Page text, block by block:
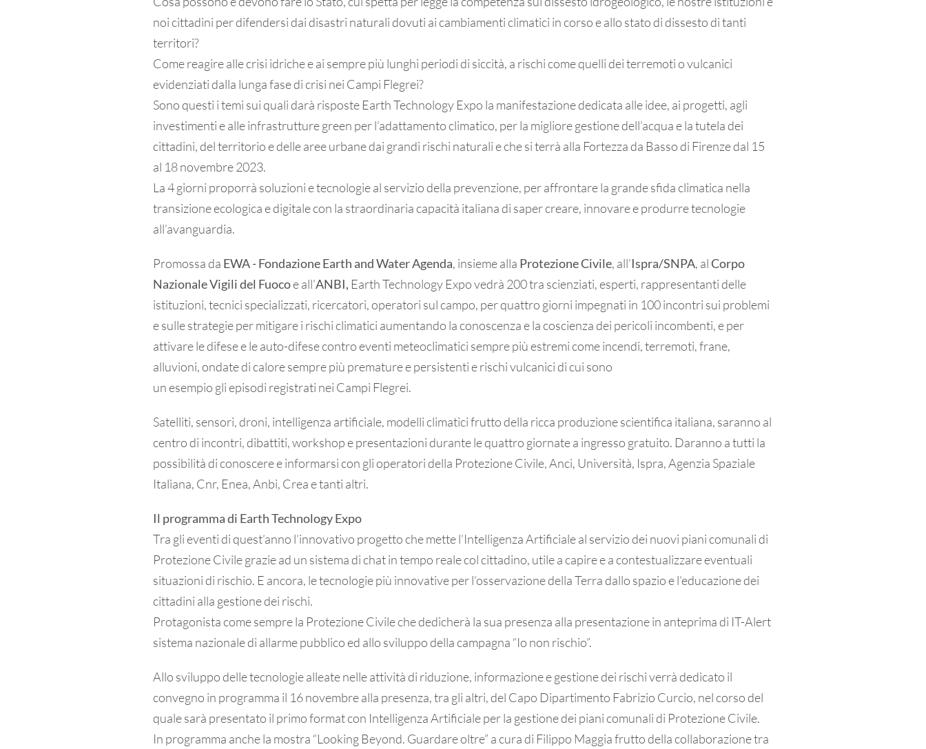
noi cittadini per difendersi dai disastri naturali dovuti ai cambiamenti climatici in corso e allo stato di dissesto di tanti
territori?
Come reagire alle crisi idriche e ai sempre più lunghi periodi di siccità, a rischi come quelli dei terremoti o vulcanici
evidenziati dalla lunga fase di crisi nei Campi Flegrei?
Sono questi i temi sui quali darà risposte Earth Technology Expo la manifestazione dedicata alle idee, ai progetti, agli
investimenti e alle infrastrutture green per l’adattamento climatico, per la migliore gestione dell’acqua e la tutela dei
cittadini, del territorio e delle aree urbane dai grandi rischi naturali e che si terrà alla Fortezza da Basso di Firenze dal 15
al 18 novembre 2023.
La 4 giorni proporrà soluzioni e tecnologie al servizio della prevenzione, per affrontare la grande sfida climatica nella
transizione ecologica e digitale con la straordinaria capacità italiana di saper creare, innovare e produrre tecnologie
all’avanguardia.
Promossa da EWA - Fondazione Earth and Water Agenda, insieme alla Protezione Civile, all’Ispra/SNPA, alCorpo
Nazionale Vigili del Fuocoe all’ANBI, Earth Technology Expo vedrà 200 tra scienziati, esperti, rappresentanti delle
istituzioni, tecnici specializzati, ricercatori, operatori sul campo, per quattro giorni impegnati in 100 incontri sui problemi
e sulle strategie per mitigare i rischi climatici aumentando la conoscenza e la coscienza dei pericoli incombenti, e per
attivare le difese e le auto-difese contro eventi meteoclimatici sempre più estremi come incendi, terremoti, frane,
alluvioni, ondate di calore sempre più premature e persistenti e rischi vulcanici di cui sono
un esempio gli episodi registrati nei Campi Flegrei.
Satelliti, sensori, droni, intelligenza artificiale, modelli climatici frutto della ricca produzione scientifica italiana, saranno al
centro di incontri, dibattiti, workshop e presentazioni durante le quattro giornate a ingresso gratuito. Daranno a tutti la
possibilità di conoscere e informarsi con gli operatori della Protezione Civile, Anci, Università, Ispra, Agenzia Spaziale
Italiana, Cnr, Enea, Anbi, Crea e tanti altri.
Il programma di Earth Technology Expo
Tra gli eventi di quest’anno l’innovativo progetto che mette l’Intelligenza Artificiale al servizio dei nuovi piani comunali di
Protezione Civile grazie ad un sistema di chat in tempo reale col cittadino, utile a capire e a contestualizzare eventuali
situazioni di rischio. E ancora, le tecnologie più innovative per l’osservazione della Terra dallo spazio e l’educazione dei
cittadini alla gestione dei rischi.
Protagonista come sempre la Protezione Civile che dedicherà la sua presenza alla presentazione in anteprima di IT-Alert
sistema nazionale di allarme pubblico ed allo sviluppo della campagna “Io non rischio”.
Allo sviluppo delle tecnologie alleate nelle attività di riduzione, informazione e gestione dei rischi verrà dedicato il
convegno in programma il 16 novembre alla presenza, tra gli altri, del Capo Dipartimento Fabrizio Curcio, nel corso del
quale sarà presentato il primo format con Intelligenza Artificiale per la gestione dei piani comunali di Protezione Civile.
In programma anche la mostra “Looking Beyond. Guardare oltre” a cura di Filippo Maggia frutto della collaborazione tra